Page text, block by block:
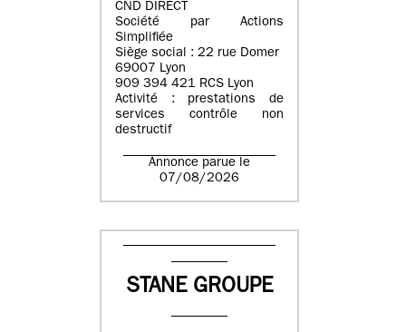
CND DIRECT
Société par Actions
Simplifiée
Siège social : 22 rue Domer
69007 Lyon
909 394 421 RCS Lyon
Activité : prestations de
services contrôle non
destructif
Annonce parue le
07/08/2026
STANE GROUPE